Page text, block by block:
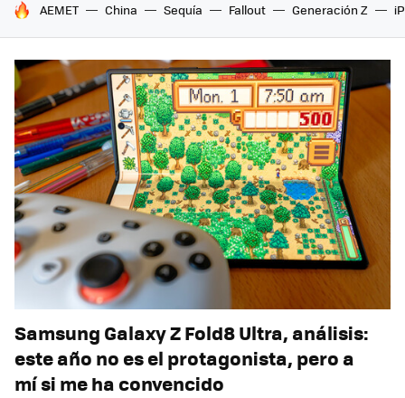
HOY SE HABLA DE
AEMET China Sequía Fallout Generación Z
Samsung Galaxy Z Fold8 Ultra, análisis:
este año no es el protagonista, pero a
mí si me ha convencido